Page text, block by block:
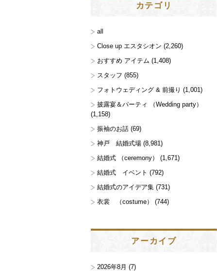
カテゴリ
all
Close up エスタシオン (2,260)
おすすめ アイテム (1,408)
スタッフ (855)
フォトウェディング & 前撮り (1,001)
披露宴＆パーティ （Wedding party）
(1,158)
振袖のお話 (69)
神戸 結婚式場 (8,981)
結婚式 （ceremony）
(1,671)
結婚式 イベント (792)
結婚式のアイデア集 (731)
衣裳 （costume）
(744)
アーカイブ
2026年8月 (7)